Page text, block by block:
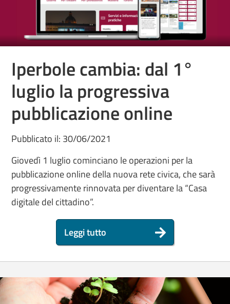
Iperbole cambia: dal 1°
luglio la progressiva
pubblicazione online
Pubblicato il: 30/06/2021
Giovedì 1 luglio cominciano le operazioni per la
pubblicazione online della nuova rete civica, che sarà
progressivamente rinnovata per diventare la “Casa
digitale del cittadino”.
Leggi tutto